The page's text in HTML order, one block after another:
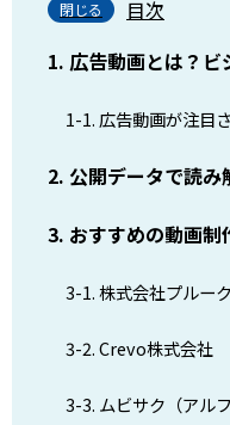
目次
1. 広告動画とは？
1-1. 広告動画が注目
2. 公開データで読
3. おすすめの動画
3-1. 株式会社プルー
3-2. Crevo株式会社
3-3. ムビサク（アル